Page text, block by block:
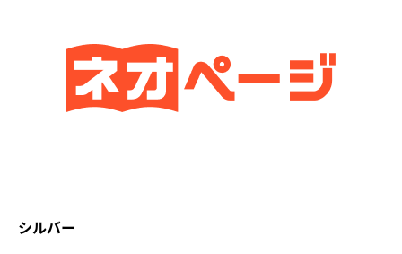
シルバー